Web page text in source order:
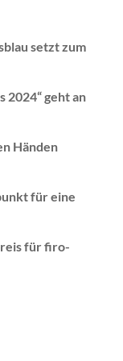
setzt zum
2024“ geht an
Händen
für eine
für firo-